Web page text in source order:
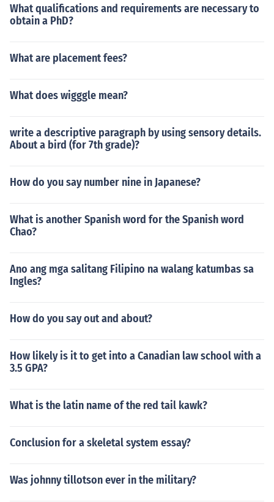
What qualifications and requirements are necessary to
obtain a PhD?
What are placement fees?
What does wigggle mean?
write a descriptive paragraph by using sensory details.
About a bird (for 7th grade)?
How do you say number nine in Japanese?
What is another Spanish word for the Spanish word
Chao?
Ano ang mga salitang Filipino na walang katumbas sa
Ingles?
How do you say out and about?
How likely is it to get into a Canadian law school with a
3.5 GPA?
What is the latin name of the red tail kawk?
Conclusion for a skeletal system essay?
Was johnny tillotson ever in the military?